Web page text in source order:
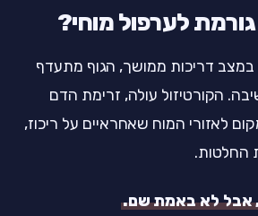
לערפול מוחי?
דריכות ממושך, הגוף מתעדף
הקורטיזול עולה, זרימת הדם
לאזורי המוח שאחראיים על ריכוז,
החלטות.
אבל לא באמת שם.